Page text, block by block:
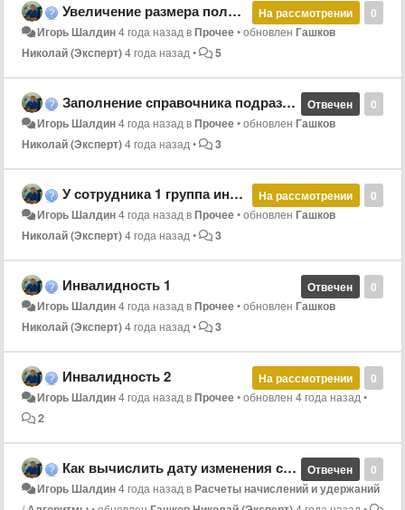
0
На рассмотрении
Увеличение размера полей "Код подразделения" и "Табельный номер"
Игорь Шалдин4 года назадвПрочее•обновленГашков
Николай (Эксперт)4 года назад• 5
0
Отвечен
Заполнение справочника подразделений
Игорь Шалдин4 года назадвПрочее•обновленГашков
Николай (Эксперт)4 года назад• 3
0
На рассмотрении
У сотрудника 1 группа инвалидности установлена бессрочно. Как заполнить дату окончания инвалидности??
Игорь Шалдин4 года назадвПрочее•обновленГашков
Николай (Эксперт)4 года назад• 3
0
Отвечен
Инвалидность 1
Игорь Шалдин4 года назадвПрочее•обновленГашков
Николай (Эксперт)4 года назад• 3
0
На рассмотрении
Инвалидность 2
Игорь Шалдин4 года назадвПрочее•обновлен4 года назад•
2
0
Отвечен
Как вычислить дату изменения стажевого процента?
Игорь Шалдин4 года назадвРасчеты начислений и удержаний